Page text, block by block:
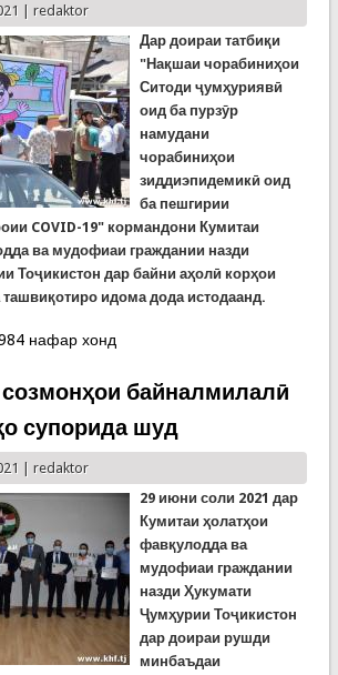
| redaktor
Дар доираи татбиқи
"Нақшаи чорабиниҳои
Ситоди ҷумҳуриявӣ
оид ба пурзӯр
намудани
чорабиниҳои
зиддиэпидемикӣ оид
ба пешгирии
COVID-19" кормандони Кумитаи
ва мудофиаи граждании назди
Тоҷикистон дар байни аҳолӣ корҳои
идома дода истодаанд.
фаҳмондадиҳии Кумита дар сати
нафар хонд
байналмилалӣ
супорида шуд
| redaktor
29 июни соли 2021 дар
Кумитаи ҳолатҳои
фавқулодда ва
мудофиаи граждании
назди Ҳукумати
Ҷумҳурии Тоҷикистон
дар доираи рушди
минбаъдаи